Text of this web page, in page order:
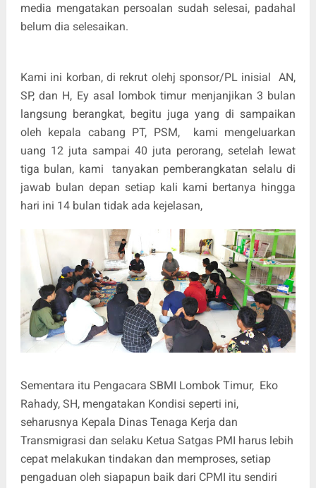
media mengatakan persoalan sudah selesai, padahal
belum dia selesaikan.
Kami ini korban, di rekrut olehj sponsor/PL inisial
AN,
SP, dan H, Ey asal lombok timur menjanjikan 3 bulan
langsung berangkat, begitu juga yang di sampaikan
oleh kepala cabang PT, PSM,
kami mengeluarkan
uang 12 juta sampai 40 juta perorang, setelah lewat
tiga bulan, kami
tanyakan pemberangkatan selalu di
jawab bulan depan setiap kali kami bertanya hingga
hari ini 14 bulan tidak ada kejelasan,
Sementara itu Pengacara SBMI Lombok Timur, Eko
Rahady, SH, mengatakan Kondisi seperti ini,
seharusnya Kepala Dinas Tenaga Kerja dan
Transmigrasi dan selaku Ketua Satgas PMI harus lebih
cepat melakukan tindakan dan memproses, setiap
pengaduan oleh siapapun baik dari CPMI itu sendiri